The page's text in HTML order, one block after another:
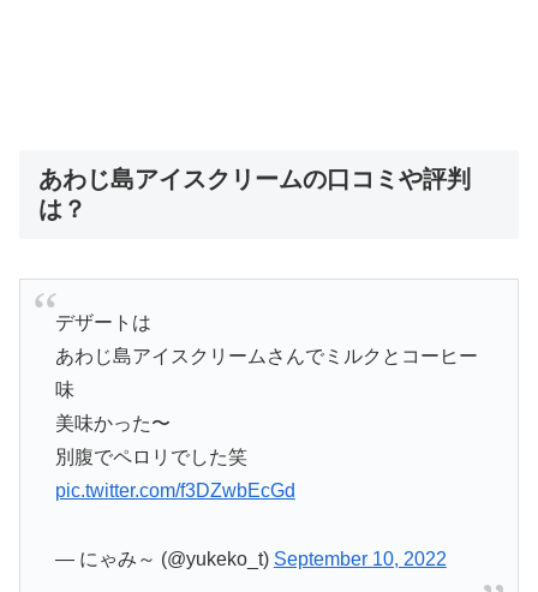
あわじ島アイスクリームの口コミや評判
は？
デザートは
あわじ島アイスクリームさんでミルクとコーヒー
味
美味かった〜
別腹でペロリでした笑
pic.twitter.com/f3DZwbEcGd
— にゃみ～ (@yukeko_t) September 10, 2022